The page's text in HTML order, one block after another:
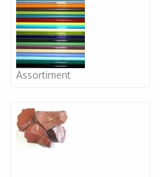
Assortiment